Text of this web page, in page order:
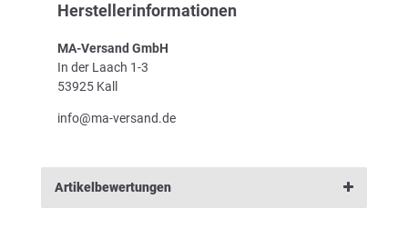
Herstellerinformationen
MA-Versand GmbH
In der Laach 1-3
53925 Kall
info@ma-versand.de
Artikelbewertungen